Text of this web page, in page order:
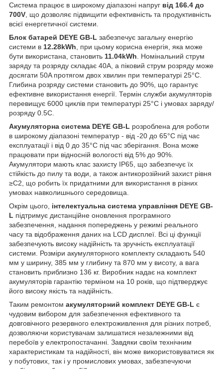
Система працює в широкому діапазоні напруг від 166.4 до
700V , що дозволяє підвищити ефективність та продуктивність
всієї енергетичної системи.
Блок батарей DEYE GB-L забезпечує загальну енергію
системи в 12.28kWh , при цьому корисна енергія, яка може
бути використана, становить 11.04kWh . Номінальний струм
заряду та розряду складає 40A, а піковий струм розряду може
досягати 50A протягом двох хвилин при температурі 25°C.
Глибина розряду системи становить до 90%, що гарантує
ефективне використання енергії. Термін служби акумуляторів
перевищує 6000 циклів при температурі 25°C і умовах заряду/
розряду 0.5C.
Акумуляторна система DEYE GB-L розроблена для роботи
в широкому діапазоні температур - від -20 до 65°C під час
експлуатації і від 0 до 35°C під час зберігання. Вона може
працювати при відносній вологості від 5% до 90%.
Акумулятори мають клас захисту IP65, що забезпечує їх
стійкість до пилу та води, а також антикорозійний захист рівня
≥C2, що робить їх придатними для використання в різних
умовах навколишнього середовища.
Окрім цього, інтелектуальна система управління DEYE GB-
L підтримує дистанційне оновлення програмного
забезпечення, надання попереджень у режимі реального
часу та відображення даних на LCD дисплеї. Всі ці функції
забезпечують високу надійність та зручність експлуатації
системи. Розміри акумуляторного комплекту складають 540
мм у ширину, 385 мм у глибину та 870 мм у висоту, а вага
становить приблизно 136 кг. Виробник надає на комплект
акумуляторів гарантію терміном на 10 років, що підтверджує
його високу якість та надійність.
Таким ремонтом акумуляторний комплект DEYE GB-L є
чудовим вибором для забезпечення ефективного та
довговічного резервного електроживлення для різних потреб,
дозволяючи користувачам залишатися незалежними від
перебоїв у електропостачанні. Завдяки своїм технічним
характеристикам та надійності, він може використовуватися як
у побутових, так і у промислових умовах, забезпечуючи